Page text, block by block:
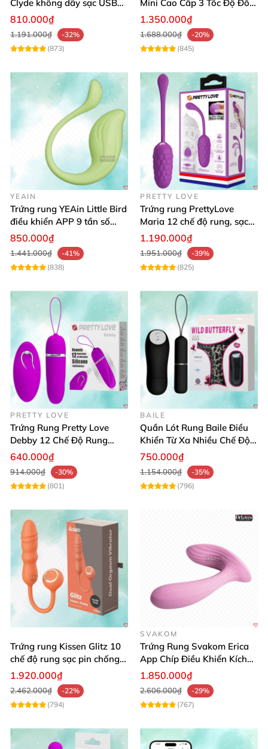
Hướng dẫn sử dụng trứng rung 2 đầu mini siêu nhỏ
Aphrodisa
Vệ sinh sạch
sẽ sản phẩm bằng dung dịch vệ sinh
Clyde không dây sạc USB
silicon mềm mại
810.000₫
1.191.000₫
-32%
(873)
Mini Cao Cấp 3 Tốc Độ Đổi
Mới 2025
1.350.000₫
1.688.000₫
-20%
(845)
YEAIN
Trứng rung YEAin Little Bird
điều khiển APP 9 tần số
chống nước
850.000₫
1.441.000₫
-41%
(838)
PRETTY LOVE
Trứng rung PrettyLove
Maria 12 chế độ rung, sạc
pin, động cơ êm ái bền bỉ
1.190.000₫
1.951.000₫
-39%
(825)
PRETTY LOVE
Trứng Rung Pretty Love
Debby 12 Chế Độ Rung
Điều Khiển Từ Xa Siêu
640.000₫
914.000₫
-30%
(801)
BAILE
Quần Lót Rung Baile Điều
Khiển Từ Xa Nhiều Chế Độ
Siêu Mạnh
750.000₫
1.154.000₫
-35%
(796)
Trứng rung Kissen Glitz 10
chế độ rung sạc pin chống
nước hiệu quả
1.920.000₫
2.462.000₫
-22%
(794)
SVAKOM
Trứng Rung Svakom Erica
App Chíp Điều Khiển Kích
Thích Điểm G
1.850.000₫
2.606.000₫
-29%
(767)